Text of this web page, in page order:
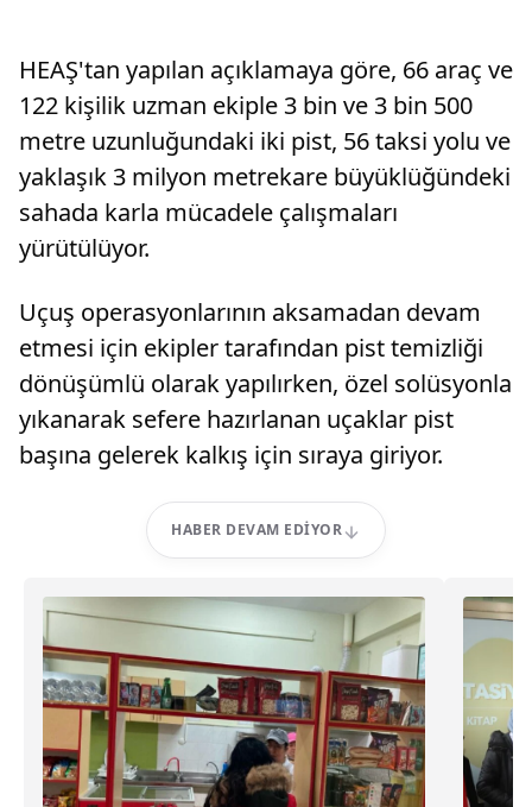
HEAŞ'tan yapılan açıklamaya göre, 66 araç ve
122 kişilik uzman ekiple 3 bin ve 3 bin 500
metre uzunluğundaki iki pist, 56 taksi yolu ve
yaklaşık 3 milyon metrekare büyüklüğündeki
sahada karla mücadele çalışmaları
yürütülüyor.
Uçuş operasyonlarının aksamadan devam
etmesi için ekipler tarafından pist temizliği
dönüşümlü olarak yapılırken, özel solüsyonla
yıkanarak sefere hazırlanan uçaklar pist
başına gelerek kalkış için sıraya giriyor.
HABER DEVAM EDIYOR